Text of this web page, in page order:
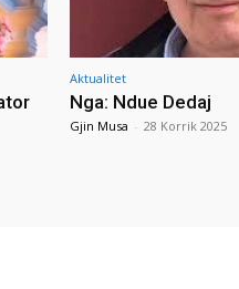
Aktualitet
Nga: Ndue Dedaj
Gjin Musa - 28 Korrik 2025